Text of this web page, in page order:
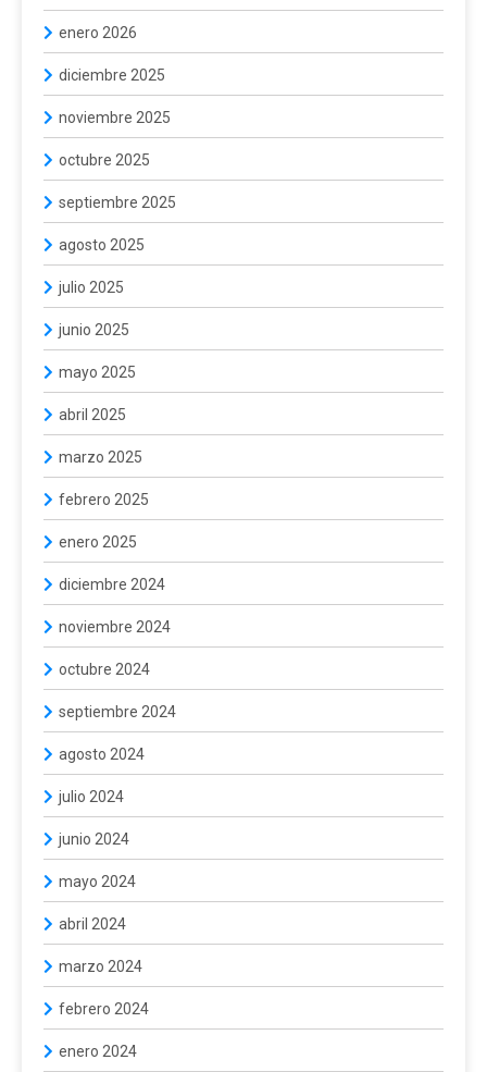
enero 2026
diciembre 2025
noviembre 2025
octubre 2025
septiembre 2025
agosto 2025
julio 2025
junio 2025
mayo 2025
abril 2025
marzo 2025
febrero 2025
enero 2025
diciembre 2024
noviembre 2024
octubre 2024
septiembre 2024
agosto 2024
julio 2024
junio 2024
mayo 2024
abril 2024
marzo 2024
febrero 2024
enero 2024